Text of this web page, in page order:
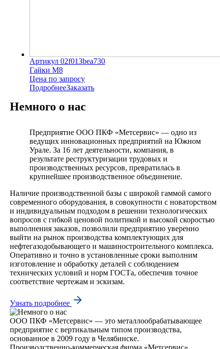
Артикул 02f013bea730
Гайки М8
Цена по запросу
ПодробнееЗаказать
Немного о нас
Предприятие ООО ПКФ «Метсервис» — одно из
ведущих инновационных предприятий на Южном
Урале. За 16 лет деятельности, компания, в
результате реструктуризации трудовых и
производственных ресурсов, превратилась в
крупнейшее производственное объединение.
Наличие производственной базы с широкой гаммой самого
современного оборудования, в совокупности с новаторством
и индивидуальным подходом в решении технологических
вопросов с гибкой ценовой политикой и высокой скоростью
выполнения заказов, позволили предприятию уверенно
выйти на рынок производства комплектующих для
нефтегазодобывающего и машиностроительного комплекса.
Оперативно и точно в установленные сроки выполним
изготовление и обработку деталей с соблюдением
технических условий и норм ГОСТа, обеспечив точное
соответствие чертежам и эскизам.
Узнать подробнее
ООО ПКФ «Метсервис» — это металлообрабатывающее
предприятие с вертикальным типом производства,
основанное в 2009 году в Челябинске.
Производственно-коммерческая фирма «Метсервис»